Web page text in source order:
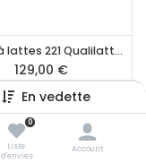
En vedette
0
Liste
d'envies
Account
Cadre à lattes 221 Qualilattes 140 x 190 cm
129,00 €